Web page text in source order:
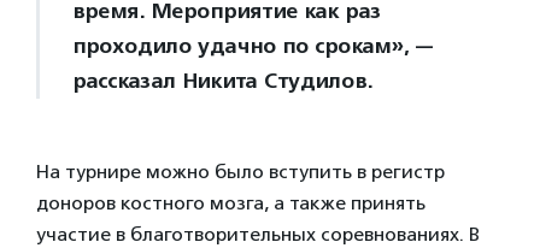
время. Мероприятие как раз
проходило удачно по срокам», —
рассказал Никита Студилов.
На турнире можно было вступить в регистр
доноров костного мозга, а также принять
участие в благотворительных соревнованиях. В